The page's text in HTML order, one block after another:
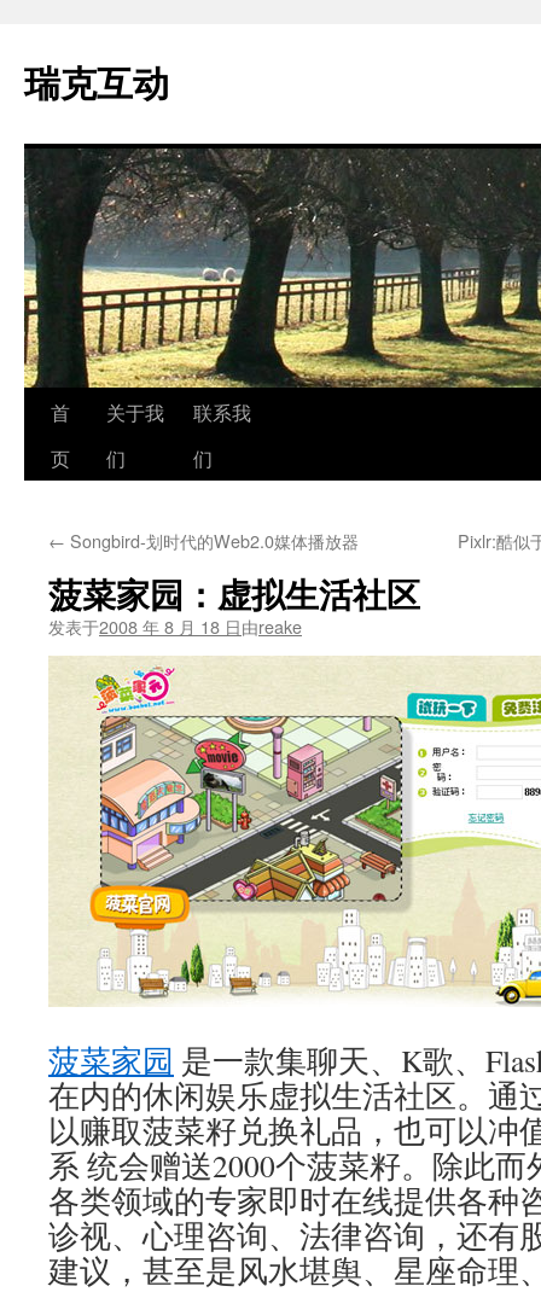
瑞克互动
跳
至
文
首
页
关于我
们
联系我
们
← Songbird-划时代的Web2.0媒体播放器 Pixlr:酷似
菠菜家园：虚拟生活社区
发表于2008 年 8 月 18 日由reake
菠菜家园 是一款集聊天、K歌、
在内的休闲娱乐虚拟生活社区。通
以赚取菠菜籽兑换礼品，也可以冲
系 统会赠送2000个菠菜籽。除此
各类领域的专家即时在线提供各种
诊视、心理咨询、法律咨询，还有
建议，甚至是风水堪舆、星座命理